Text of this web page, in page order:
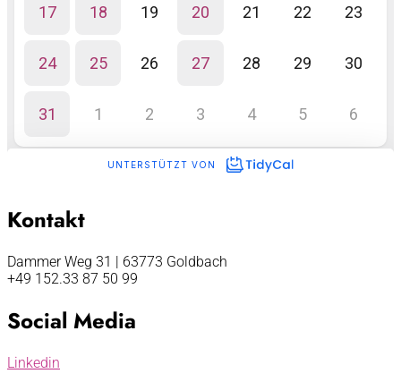
Kontakt
Dammer Weg 31 | 63773 Goldbach
+49 152.33 87 50 99
Social Media
Linkedin